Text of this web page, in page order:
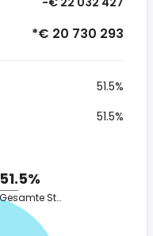
*€ 20 730 293
51.5%
51.5%
51.5%
Gesamte Steuer